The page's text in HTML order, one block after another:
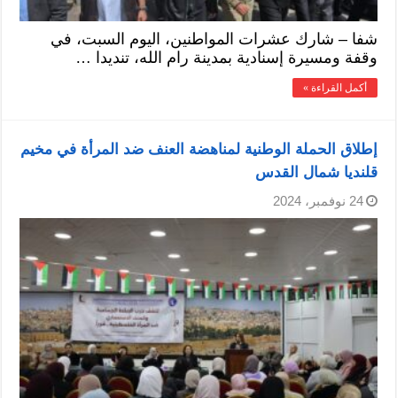
شفا – شارك عشرات المواطنين، اليوم السبت، في
وقفة ومسيرة إسنادية بمدينة رام الله، تنديدا …
أكمل القراءة »
إطلاق الحملة الوطنية لمناهضة العنف ضد المرأة في مخيم
قلنديا شمال القدس
24 نوفمبر، 2024